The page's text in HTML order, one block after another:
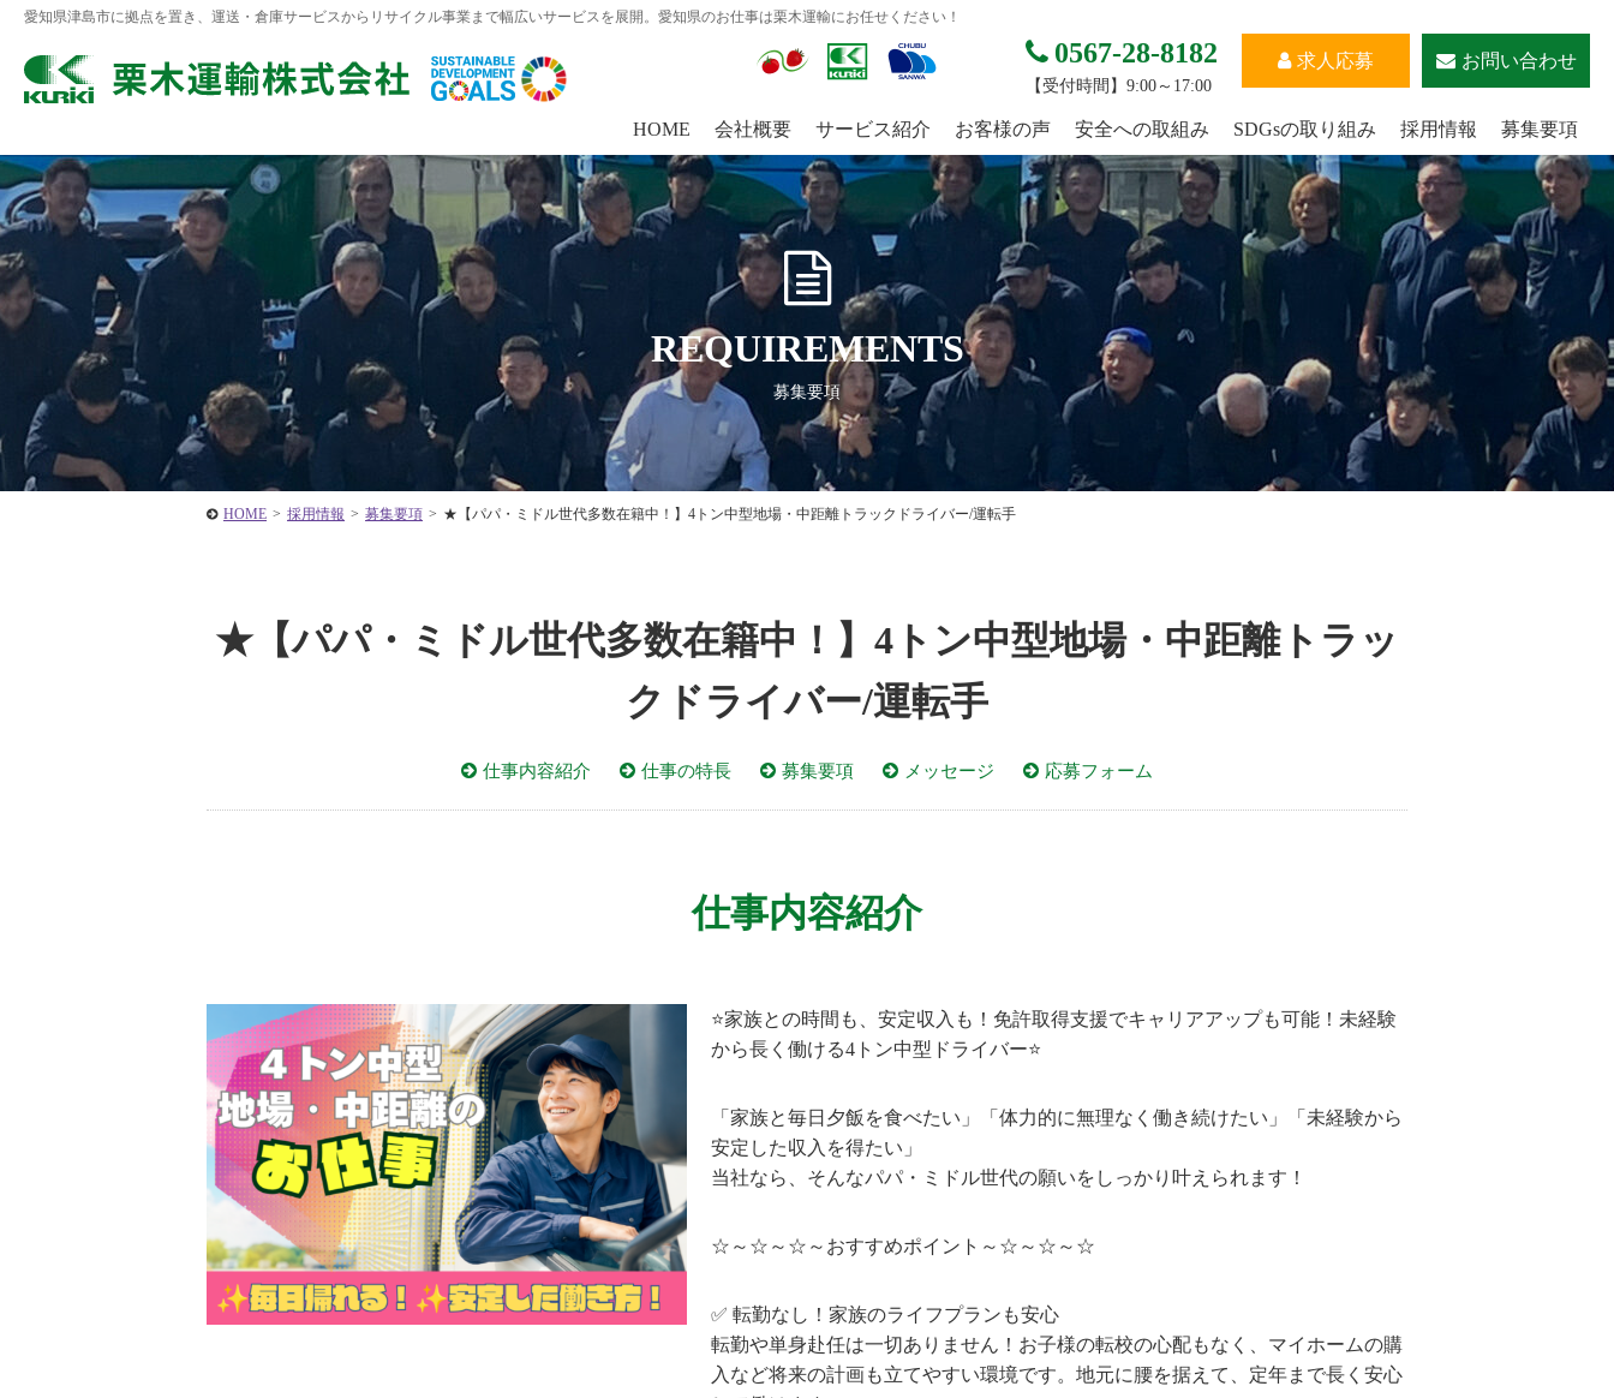
愛知県津島市に拠点を置き、運送・倉庫サービスからリサイクル事業まで幅広いサービスを展開。愛知県のお仕事は栗木運輸にお任せください！
HOME 会社概要 サービス紹介 お客様の声 安全への取組み SDGsの取り組み 採用情報 募集要項
求人応募 お問い合わせ
0567-28-8182
【受付時間】9:00～17:00
REQUIREMENTS
募集要項
HOME > 採用情報 > 募集要項 > ★【パパ・ミドル世代多数在籍中！】4トン中型地場・中距離トラックドライバー/運転手
★【パパ・ミドル世代多数在籍中！】4トン中型地場・中距離トラッ
クドライバー/運転手
仕事内容紹介 仕事の特長 募集要項 メッセージ 応募フォーム
仕事内容紹介
⭐家族との時間も、安定収入も！免許取得支援でキャリアアップも可能！未経験
から長く働ける4トン中型ドライバー⭐
「家族と毎日夕飯を食べたい」「体力的に無理なく働き続けたい」「未経験から
安定した収入を得たい」
当社なら、そんなパパ・ミドル世代の願いをしっかり叶えられます！
☆～☆～☆～おすすめポイント～☆～☆～☆
✅ 転勤なし！家族のライフプランも安心
転勤や単身赴任は一切ありません！お子様の転校の心配もなく、マイホームの購
入など将来の計画も立てやすい環境です。地元に腰を据えて、定年まで長く安心